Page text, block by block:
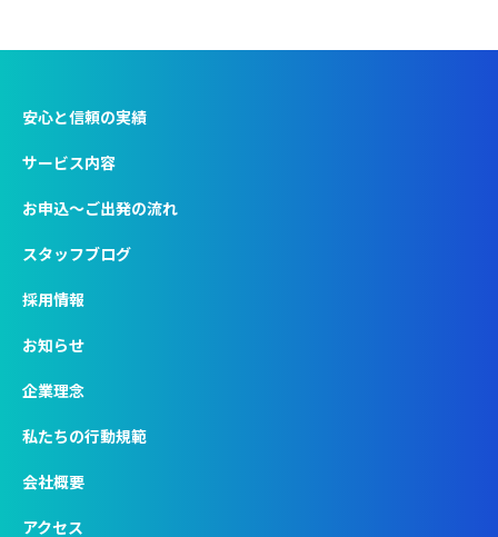
安心と信頼の実績
サービス内容
お申込〜ご出発の流れ
スタッフブログ
採用情報
お知らせ
企業理念
私たちの行動規範
会社概要
アクセス